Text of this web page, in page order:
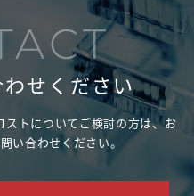
せください
トについてご検討の方は、 お
い合わせください。